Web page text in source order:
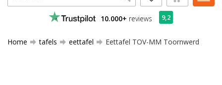
10.000+ reviews 9,2
Home tafels eettafel Eettafel TOV-MM Toornwerd